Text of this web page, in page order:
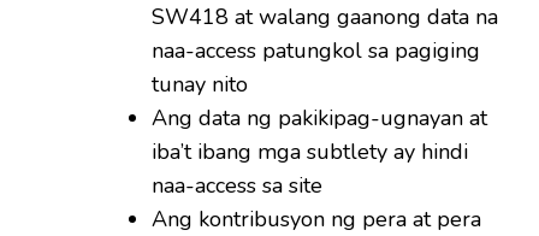
SW418 at walang gaanong data na
naa-access patungkol sa pagiging
tunay nito
Ang data ng pakikipag-ugnayan at
iba’t ibang mga subtlety ay hindi
naa-access sa site
Ang kontribusyon ng pera at pera